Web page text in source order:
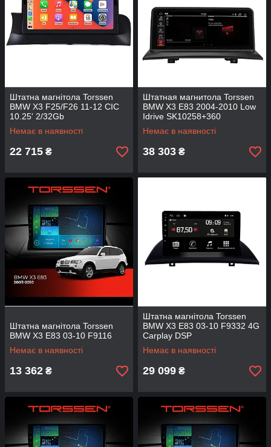
Штатна магнітола Torssen
BMW X3 F25/F26 11-12 CIC
10.25' 2/32Gb
Немає в наявності
22 715 ₴
Штатная магнитола Torssen
BMW X3 E83 2004-2010 Low
Idrive SK10258+360
Немає в наявності
38 303 ₴
Штатна магнітола Torssen
BMW X3 E83 03-10 F9116
Немає в наявності
13 362 ₴
Штатна магнітола Torssen
BMW X3 E83 03-10 F9332 4G
Carplay DSP
Немає в наявності
29 099 ₴